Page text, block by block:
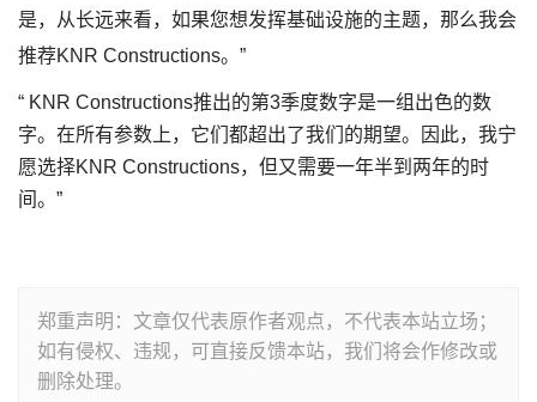
是，从长远来看，如果您想发挥基础设施的主题，那么我会
推荐KNR Constructions。”
“ KNR Constructions推出的第3季度数字是一组出色的数
字。在所有参数上，它们都超出了我们的期望。因此，我宁
愿选择KNR Constructions，但又需要一年半到两年的时
间。”
郑重声明：文章仅代表原作者观点，不代表本站立场；
如有侵权、违规，可直接反馈本站，我们将会作修改或
删除处理。